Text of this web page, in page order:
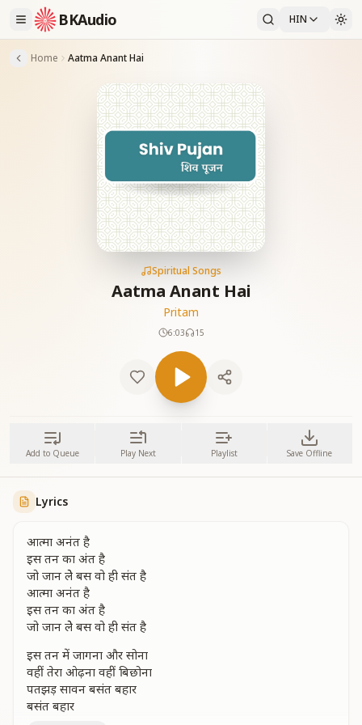
BKAudio HIN
Home Aatma Anant Hai
Spiritual Songs
Aatma Anant Hai
Pritam
6:03 15
Add to Queue Play Next Playlist Save Offline
Lyrics
आत्मा अनंत है
इस तन का अंत है
जो जान लेे बस वो ही संत है
आत्मा अनंत है
इस तन का अंत है
जो जान लेे बस वो ही संत है
इस तन में जागना और सोना
वहीं तेरा ओढ़ना वहीं बिछोना
पतझड़ सावन बसंत बहार
बसंत बहार